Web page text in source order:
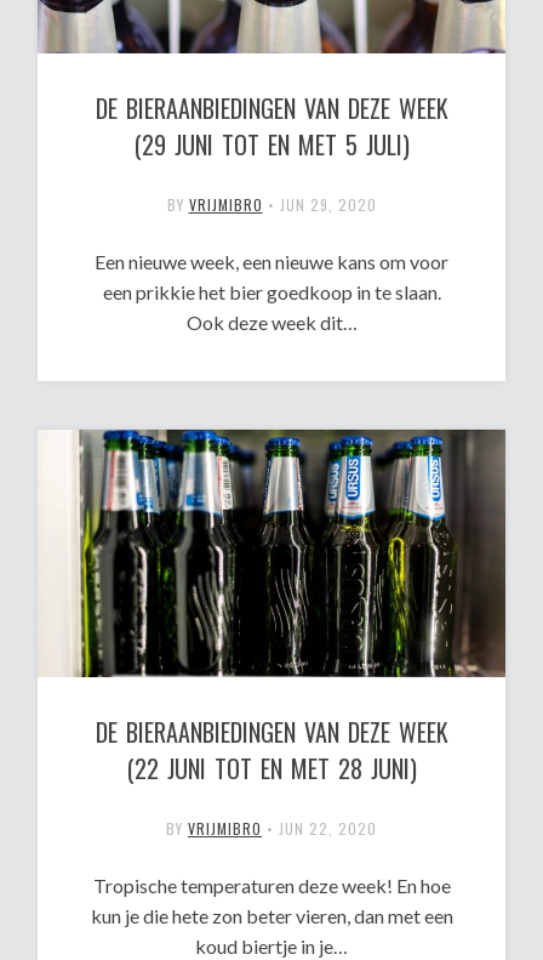
DE BIERAANBIEDINGEN VAN DEZE WEEK
(29 JUNI TOT EN MET 5 JULI)
BY VRIJMIBRO • JUN 29, 2020
Een nieuwe week, een nieuwe kans om voor
een prikkie het bier goedkoop in te slaan.
Ook deze week dit…
DE BIERAANBIEDINGEN VAN DEZE WEEK
(22 JUNI TOT EN MET 28 JUNI)
BY VRIJMIBRO • JUN 22, 2020
Tropische temperaturen deze week! En hoe
kun je die hete zon beter vieren, dan met een
koud biertje in je…